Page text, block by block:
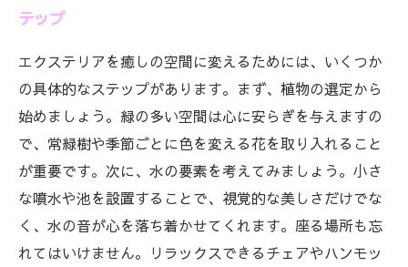
テップ
エクステリアを癒しの空間に変えるためには、いくつか
の具体的なステップがあります。まず、植物の選定から
始めましょう。緑の多い空間は心に安らぎを与えますの
で、常緑樹や季節ごとに色を変える花を取り入れること
が重要です。次に、水の要素を考えてみましょう。小さ
な噴水や池を設置することで、視覚的な美しさだけでな
く、水の音が心を落ち着かせてくれます。座る場所も忘
れてはいけません。リラックスできるチェアやハンモッ